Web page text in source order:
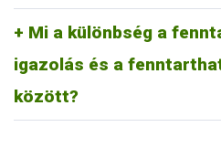
Mi a különbség a
igazolás és a
között?
A fentiek alapján
biomassza igazolás is,
más tagállami fenntarthatósági
dokumentum is.